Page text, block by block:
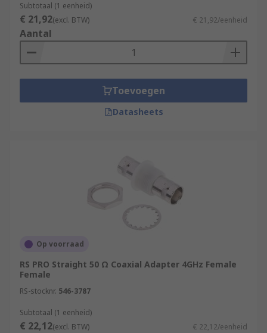
Subtotaal (1 eenheid)
€ 21,92(excl. BTW) € 21,92/eenheid
Aantal
Toevoegen
Datasheets
Op voorraad
RS PRO Straight 50 Ω Coaxial Adapter 4GHz Female
Female
RS-stocknr. 546-3787
Subtotaal (1 eenheid)
€ 22,12(excl. BTW) € 22,12/eenheid